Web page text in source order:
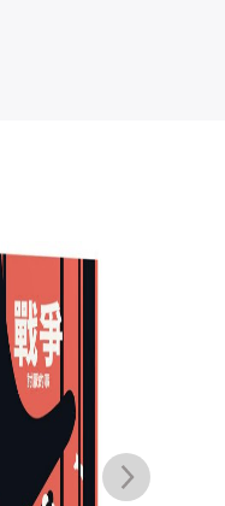
風吹來的煩惱／風中
的期待（雙封面雙主
線故事，帶你看穿人
際互動盲點，找到解